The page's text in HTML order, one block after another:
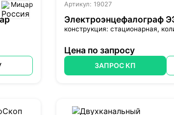
Мицар Артикул: 19027
Электроэнцефалограф
конструкция: стационарная,
Цена по запросу
ЗАПРОС КП